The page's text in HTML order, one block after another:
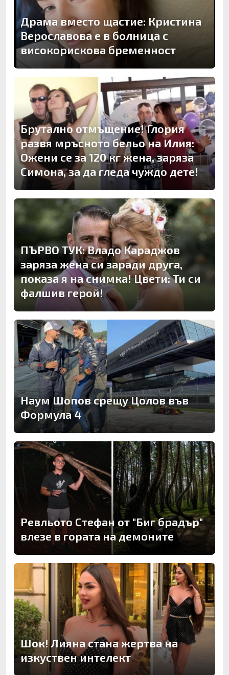
Драма вместо щастие: Кристина
Верославова е в болница с
високорискова бременност
Брутално отмъщение! Глория
развя мръсното бельо на Илия:
Ожени се за 120 кг жена, заряза
Симона, за да гледа чуждо дете!
ПЪРВО ТУК: Владо Караджов
заряза жена си заради друга,
показа я на снимка! Цвети: Ти си
фалшив герой!
Наум Шопов срещу Цолов във
Формула 4
Ревльото Стефан от "Биг брадър"
влезе в гората на демоните
Шок! Лияна стана жертва на
изкуствен интелект